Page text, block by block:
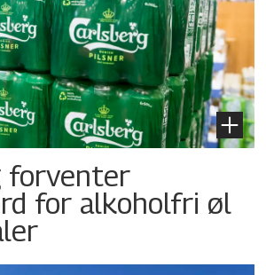
forventer
for alkoholfri øl